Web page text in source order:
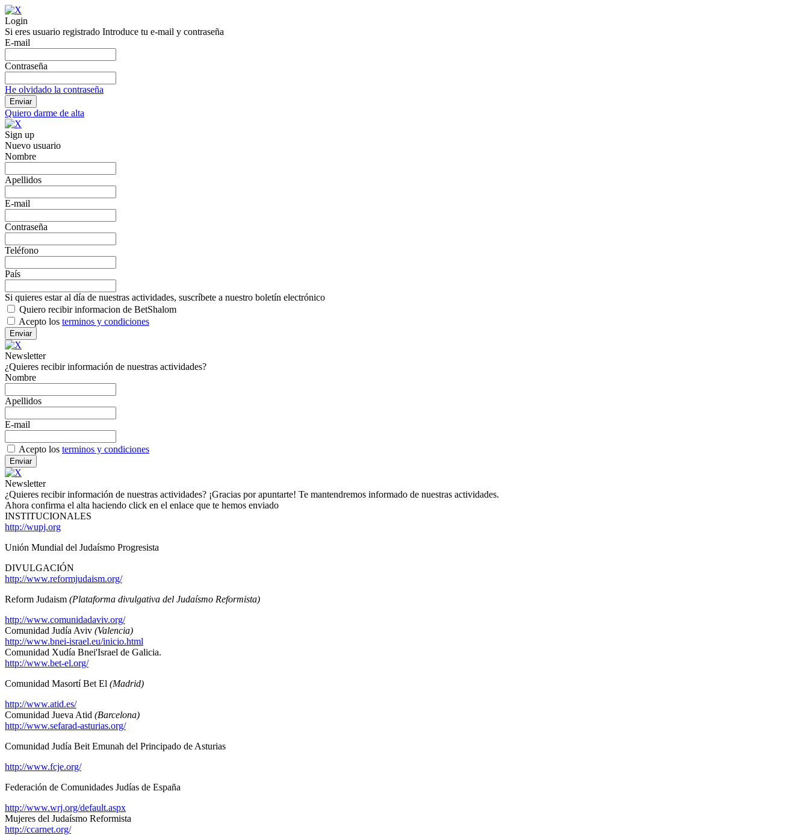
Login
Si eres usuario registrado Introduce tu e-mail y contraseña
E-mail
Contraseña
He olvidado la contraseña
Quiero darme de alta
Sign up
Nuevo usuario
Nombre
Apellidos
E-mail
Contraseña
Teléfono
País
Si quieres estar al día de nuestras actividades, suscríbete a nuestro boletín electrónico
Quiero recibir informacion de BetShalom
Acepto los terminos y condiciones
Newsletter
¿Quieres recibir información de nuestras actividades?
Nombre
Apellidos
E-mail
Acepto los terminos y condiciones
Newsletter
¿Quieres recibir información de nuestras actividades? ¡Gracias por apuntarte! Te mantendremos informado de nuestras actividades.
Ahora confirma el alta haciendo click en el enlace que te hemos enviado
INSTITUCIONALES
http://wupj.org
Unión Mundial del Judaísmo Progresista
DIVULGACIÓN
http://www.reformjudaism.org/
Reform Judaism (Plataforma divulgativa del Judaísmo Reformista)
http://www.comunidadaviv.org/
Comunidad Judía Aviv (Valencia)
http://www.bnei-israel.eu/inicio.html
Comunidad Xudía Bnei'Israel de Galicia.
http://www.bet-el.org/
Comunidad Masortí Bet El (Madrid)
http://www.atid.es/
Comunidad Jueva Atid (Barcelona)
http://www.sefarad-asturias.org/
Comunidad Judía Beit Emunah del Principado de Asturias
http://www.fcje.org/
Federación de Comunidades Judías de España
http://www.wrj.org/default.aspx
Mujeres del Judaísmo Reformista
http://ccarnet.org/